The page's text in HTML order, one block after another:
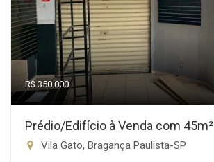
R$ 350.000
Prédio/Edifício à Venda com 45m²
Vila Gato, Bragança Paulista-SP